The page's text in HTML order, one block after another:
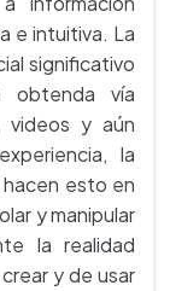
e intuitiva. La
significativo
obtenda vía
videos y aún
la
esto en
y manipular
la realidad
y de usar